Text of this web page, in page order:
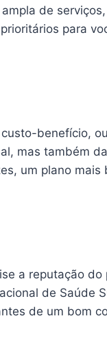
de
para
benefício,
mas também
um plano
a reputação do
de Saúde
de um bom